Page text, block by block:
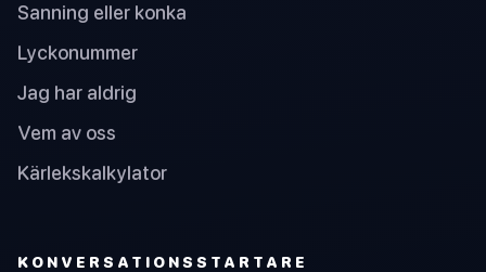
Sanning eller konka
Lyckonummer
Jag har aldrig
Vem av oss
Kärlekskalkylator
KONVERSATIONSSTARTARE